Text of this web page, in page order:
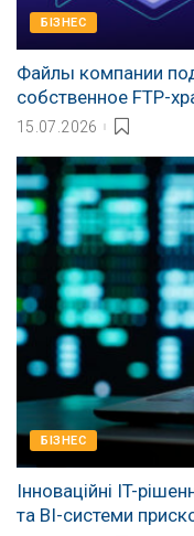
БІЗНЕС
Файлы компании
собственное FTP-
15.07.2026
БІЗНЕС
Інноваційні IT-
та BI-системи